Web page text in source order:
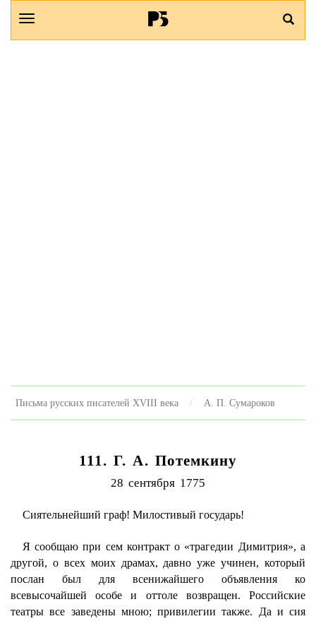
Письма русских писателей XVIII века А. П. Сумароков
111. Г. А. Потемкину
28 сентября 1775
Сиятельнейший граф! Милостивый государь!
Я сообщаю при сем контракт о «трагедии Димитрия», а
другой, о всех моих драмах, давно уже учинен, который
послан был для всенижайшего объявления ко
всевысочайшей особе и оттоле возвращен. Российские
театры все заведены мною; привилегии также. Да и сия